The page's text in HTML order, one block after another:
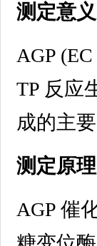
测定意义
AGP
TP 反应
成的主
测定原理
AGP 催